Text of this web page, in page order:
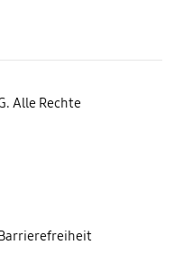
Alle Rechte